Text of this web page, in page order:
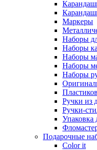
Маркеры
Наборы
Наборы
Наборы
Наборы
Наборы
Ручки из
Ручки-
Упаковка
Подарочные
Color it